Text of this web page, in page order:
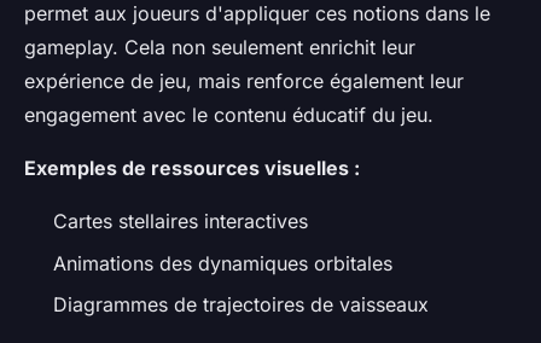
permet aux joueurs d'appliquer ces notions dans le
gameplay. Cela non seulement enrichit leur
expérience de jeu, mais renforce également leur
engagement avec le contenu éducatif du jeu.
Exemples de ressources visuelles :
Cartes stellaires interactives
Animations des dynamiques orbitales
Diagrammes de trajectoires de vaisseaux